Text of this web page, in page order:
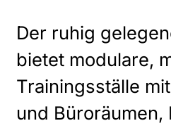
Der ruhig
bietet modulare,
Trainingsställe
und Büroräumen,